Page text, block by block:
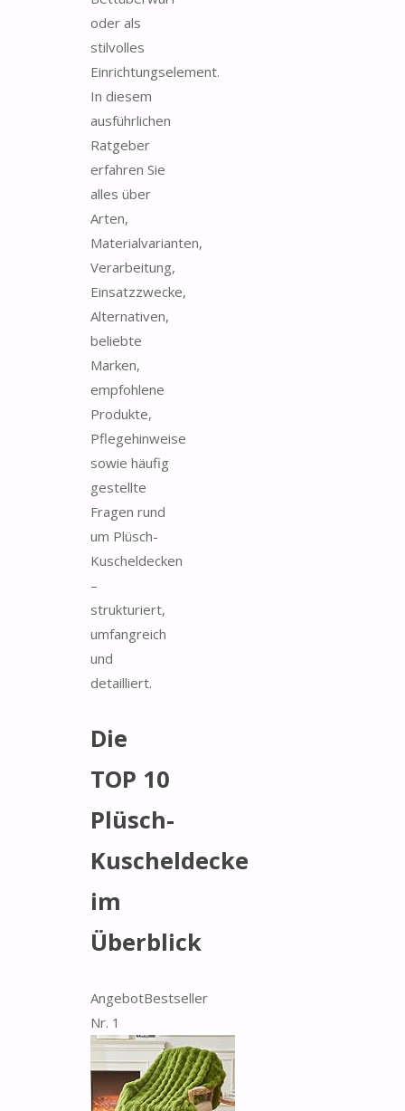
oder als
stilvolles
Einrichtungselement.
In diesem
ausführlichen
Ratgeber
erfahren Sie
alles über
Arten,
Materialvarianten,
Verarbeitung,
Einsatzzwecke,
Alternativen,
beliebte
Marken,
empfohlene
Produkte,
Pflegehinweise
sowie häufig
gestellte
Fragen rund
um Plüsch-
Kuscheldecken
–
strukturiert,
umfangreich
und
detailliert.
Die
TOP 10
Plüsch-
Kuscheldecke
im
Überblick
AngebotBestseller
Nr. 1